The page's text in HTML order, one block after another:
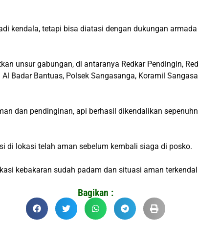
kendala, tetapi bisa diatasi dengan dukungan
unsur gabungan, di antaranya Redkar Pendingin,
Badar Bantuas, Polsek Sangasanga, Koramil
dan pendinginan, api berhasil dikendalikan
di lokasi telah aman sebelum kembali siaga di posko.
kebakaran sudah padam dan situasi aman
Bagikan :